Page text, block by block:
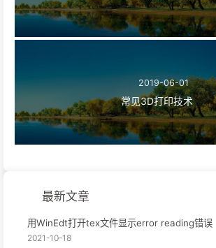
2019-06-01
常见3D打印技术
最新文章
用WinEdt打开tex文件显示error reading错误
2021-10-18